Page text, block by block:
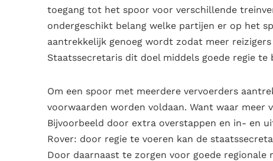
toegang tot het spoor voor verschillende
ondergeschikt belang welke partijen er op het
aantrekkelijk genoeg wordt zodat meer
Staatssecretaris dit doel middels goede regie te
Om een spoor met meerdere vervoerders
voorwaarden worden voldaan. Want waar meer
Bijvoorbeeld door extra overstappen en in- en
Rover: door regie te voeren kan de
Door daarnaast te zorgen voor goede